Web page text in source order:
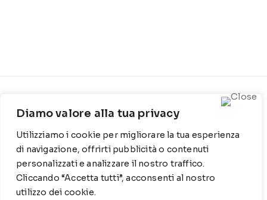
Diamo valore alla tua privacy
Utilizziamo i cookie per migliorare la tua esperienza
di navigazione, offrirti pubblicità o contenuti
personalizzati e analizzare il nostro traffico.
Cliccando “Accetta tutti”, acconsenti al nostro
utilizzo dei cookie.
1316 - 70044 Polignano a
mare
T
WZ: 329 6510725
Cookie Policy
Privacy Policy